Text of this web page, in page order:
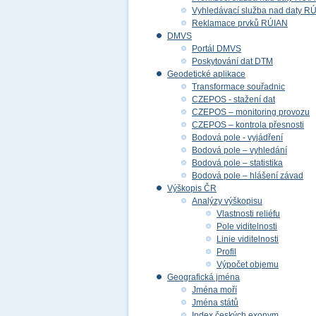
Vyhledávací služba nad daty
Reklamace prvků RÚIAN
DMVS
Portál DMVS
Poskytování dat DTM
Geodetické aplikace
Transformace souřadnic
CZEPOS - stažení dat
CZEPOS – monitoring provozu
CZEPOS – kontrola přesnosti
Bodová pole - vyjádření
Bodová pole – vyhledání
Bodová pole – statistika
Bodová pole – hlášení závad
Výškopis ČR
Analýzy výškopisu
Vlastnosti reliéfu
Pole viditelnosti
Linie viditelnosti
Profil
Výpočet objemu
Geografická jména
Jména moří
Jména států